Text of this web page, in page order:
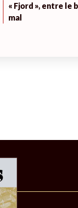
« Fjord », entre le
mal